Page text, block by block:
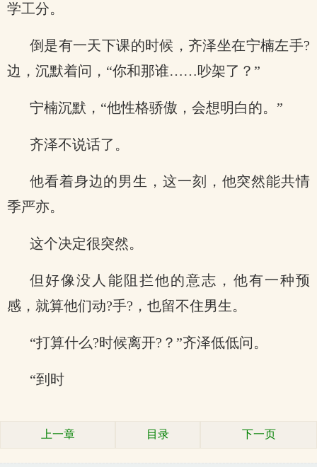
学工分。
倒是有一天下课的时候，齐泽坐在宁楠左手?
边，沉默着问，“你和那谁……吵架了？”
宁楠沉默，“他性格骄傲，会想明白的。”
齐泽不说话了。
他看着身边的男生，这一刻，他突然能共情
季严亦。
这个决定很突然。
但好像没人能阻拦他的意志，他有一种预
感，就算他们动?手?，也留不住男生。
“打算什么?时候离开?？”齐泽低低问。
“到时
上一章 目录 下一页